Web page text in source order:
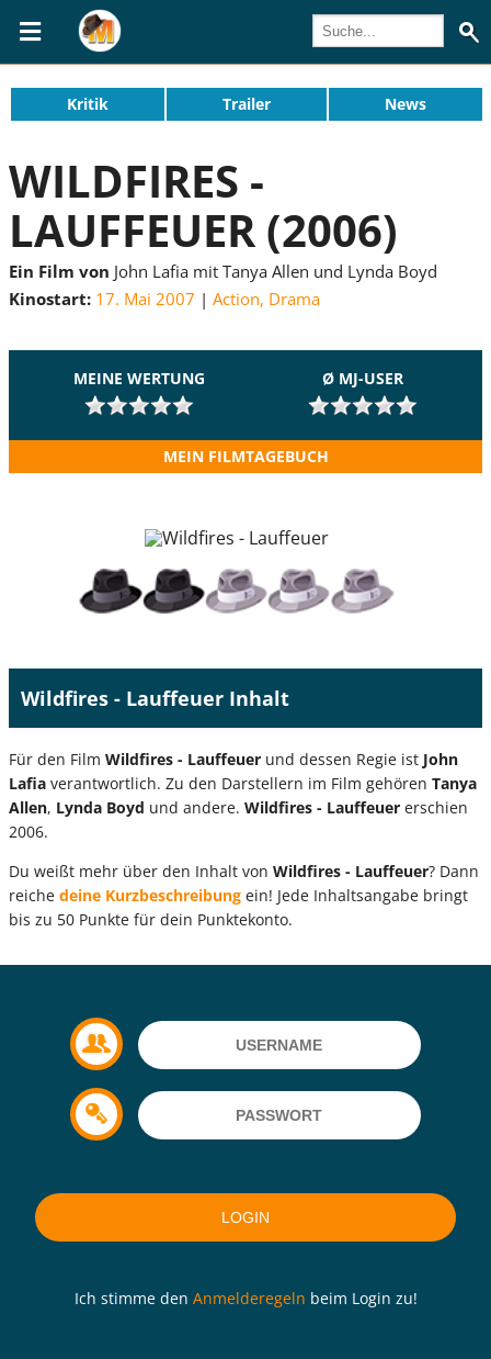
Kritik Trailer News
WILDFIRES -
LAUFFEUER (2006)
Ein Film von John Lafia mit Tanya Allen und Lynda Boyd
Kinostart: 17. Mai 2007 Action, Drama
MEINE WERTUNG Ø MJ-USER
MEIN FILMTAGEBUCH
Wildfires - Lauffeuer Inhalt
Für den Film Wildfires - Lauffeuer und dessen Regie ist John
Lafia verantwortlich. Zu den Darstellern im Film gehören Tanya
Allen, Lynda Boyd und andere. Wildfires - Lauffeuer erschien
2006.
Du weißt mehr über den Inhalt von Wildfires - Lauffeuer? Dann
reiche deine Kurzbeschreibung ein! Jede Inhaltsangabe bringt
bis zu 50 Punkte für dein Punktekonto.
Ich stimme den Anmelderegeln beim Login zu!